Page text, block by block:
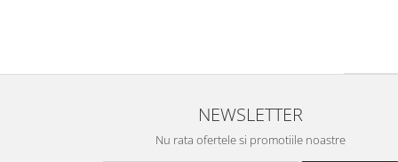
NEWSLETTER
Nu rata ofertele si promotiile noastre